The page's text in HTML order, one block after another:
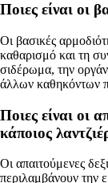
Ποιες είναι οι
Οι βασικές
καθαρισμό και τη
σιδέρωμα, την
άλλων καθηκόντων
Ποιες είναι οι
κάποιος
Οι απαιτούμενες
περιλαμβάνουν την